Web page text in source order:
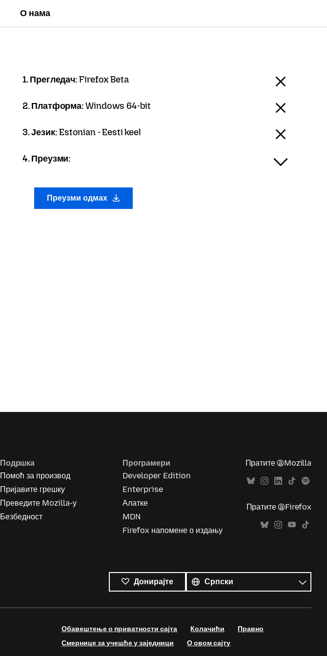
О нама
1. Прегледач:Firefox Beta
2. Платформа:Windows 64-bit
3. Језик:Estonian - Eesti keel
4. Преузми:
Преузми одмах
Подршка
Помоћ за производ
Пријавите грешку
Преведите Mozilla-у
Безбедност
Програмери
Developer Edition
Enterprise
Алатке
MDN
Firefox напомене о издању
Пратите @Mozilla
Пратите @Firefox
Донирајте
језици
Језик
Обавештење о приватности сајта Колачићи
Правно
Смернице за учешће у заједници
О овом сајту